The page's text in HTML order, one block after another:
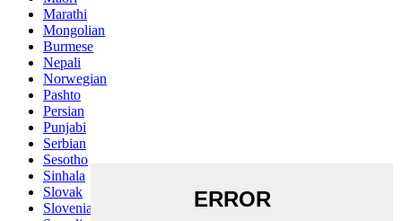
Marathi
Mongolian
Burmese
Nepali
Norwegian
Pashto
Persian
Punjabi
Serbian
Sesotho
Sinhala
Slovak
Slovenian